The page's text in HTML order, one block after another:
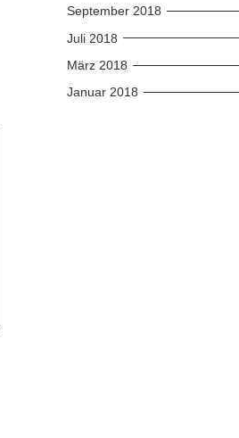
September 2018
Juli 2018
März 2018
Januar 2018